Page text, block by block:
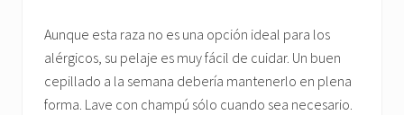
Aunque esta raza no es una opción ideal para los
alérgicos, su pelaje es muy fácil de cuidar. Un buen
cepillado a la semana debería mantenerlo en plena
forma. Lave con champú sólo cuando sea necesario.